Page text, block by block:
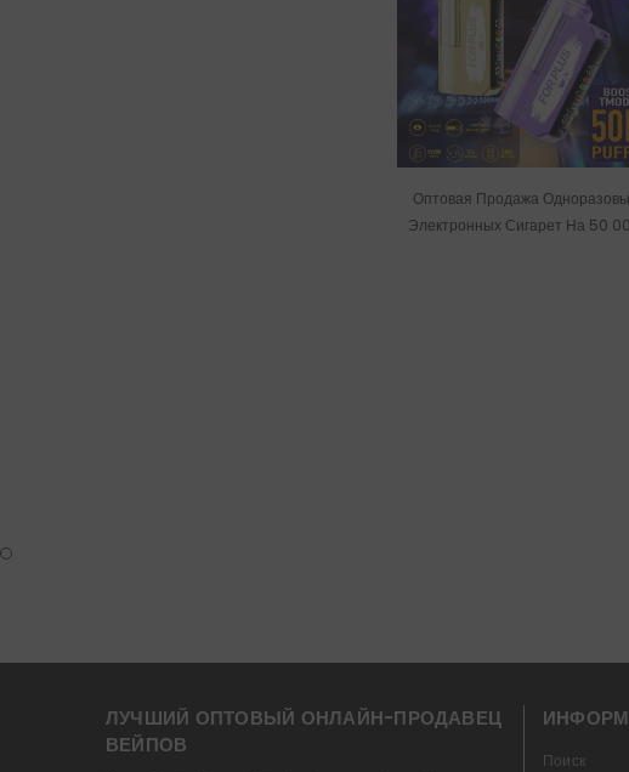
Оптовая Продажа
Электронных Сигарет На 50
ЛУЧШИЙ ОПТОВЫЙ ОНЛАЙН-ПРОДАВЕЦ
ВЕЙПОВ
Поиск